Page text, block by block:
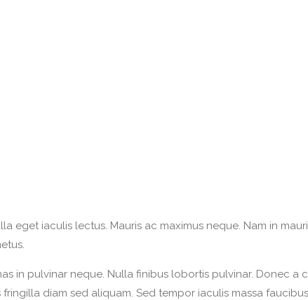
eget iaculis lectus. Mauris ac maximus neque. Nam in
in pulvinar neque. Nulla finibus lobortis pulvinar. Donec
diam sed aliquam. Sed tempor iaculis massa